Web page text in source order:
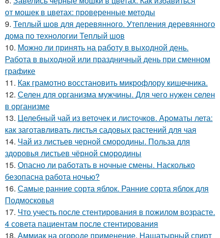
от мошек в цветах: проверенные методы
9. Теплый шов для деревянного. Утепления деревянного
дома по технологии Теплый шов
10. Можно ли принять на работу в выходной день.
Работа в выходной или праздничный день при сменном
графике
11. Как грамотно восстановить микрофлору кишечника.
12. Селен для организма мужчины. Для чего нужен селен
в организме
13. Целебный чай из веточек и листочков. Ароматы лета:
как заготавливать листья садовых растений для чая
14. Чай из листьев черной смородины. Польза для
здоровья листьев чёрной смородины
15. Опасно ли работать в ночные смены. Насколько
безопасна работа ночью?
16. Самые ранние сорта яблок. Ранние сорта яблок для
Подмосковья
17. Что учесть после стентирования в пожилом возрасте.
4 совета пациентам после стентирования
18. Аммиак на огороде применение. Нашатырный спирт